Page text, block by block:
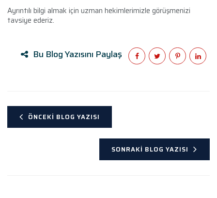
Ayrıntılı bilgi almak için uzman hekimlerimizle görüşmenizi
tavsiye ederiz.
Bu Blog Yazısını Paylaş
ÖNCEKI BLOG YAZISI
SONRAKI BLOG YAZISI